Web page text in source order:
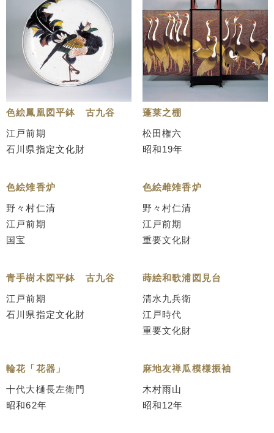
色絵鳳凰図平鉢 古九谷
江戸前期
石川県指定文化財
蓬莱之棚
松田権六
昭和19年
色絵雉香炉
野々村仁清
江戸前期
国宝
色絵雌雉香炉
野々村仁清
江戸前期
重要文化財
青手樹木図平鉢 古九谷
江戸前期
石川県指定文化財
蒔絵和歌浦図見台
清水九兵衛
江戸時代
重要文化財
輪花「花器」
十代大樋長左衛門
昭和62年
麻地友禅瓜模様振袖
木村雨山
昭和12年